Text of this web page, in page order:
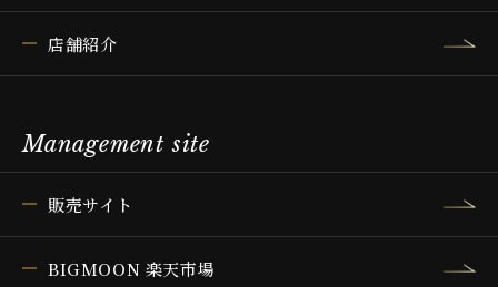
店舗紹介
Management site
販売サイト
BIGMOON 楽天市場